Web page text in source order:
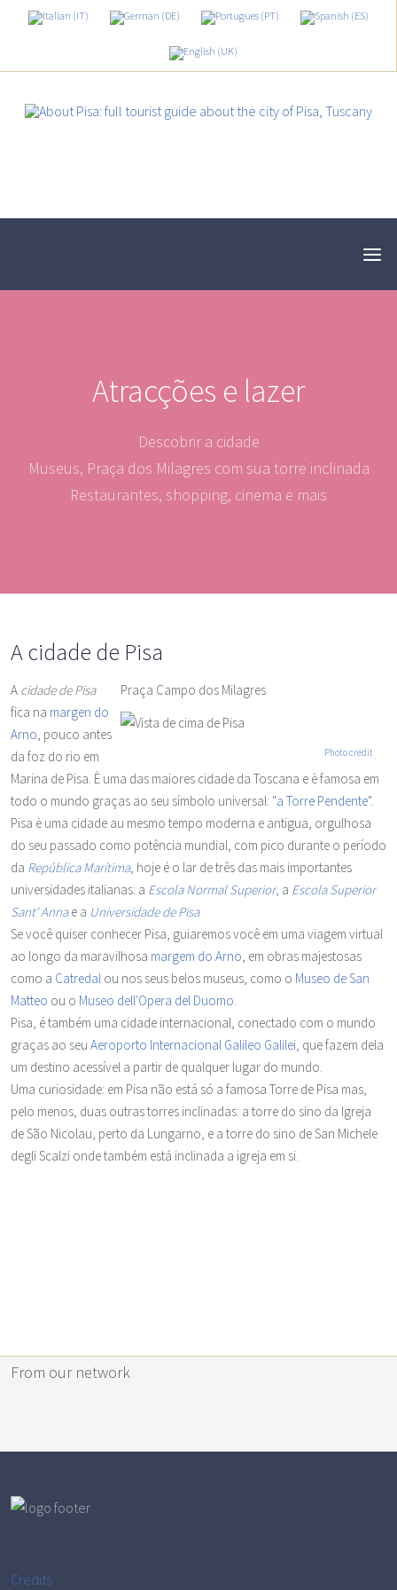
Atracções e lazer
Descobrir a cidade
Museus, Praça dos Milagres com sua torre inclinada
Restaurantes, shopping, cinema e mais
A cidade de Pisa
Praça Campo dos Milagres
Photo credit
A cidade de Pisa
fica na margen do
Arno, pouco antes
da foz do rio em
Marina de Pisa. È uma das maiores cidade da Toscana e è famosa em
todo o mundo graças ao seu símbolo universal: "a Torre Pendente".
Pisa è uma cidade au mesmo tempo moderna e antigua, orgulhosa
do seu passado como potência mundial, com pico durante o período
da República Marítima, hoje é o lar de três das mais importantes
universidades italianas: a Escola Normal Superior, a Escola Superior
Sant' Annae a Universidade de Pisa
Se você quiser conhecer Pisa, guiaremos você em uma viagem virtual
ao longo da maravilhosa margem do Arno, em obras majestosas
como a Catredal ou nos seus belos museus, como o Museo de San
Matteo ou o Museo dell'Opera del Duomo.
Pisa, é também uma cidade internacional, conectado com o mundo
graças ao seu Aeroporto Internacional Galileo Galilei, que fazem dela
um destino acessível a partir de qualquer lugar do mundo.
Uma curiosidade: em Pisa não está só a famosa Torre de Pisa mas,
pelo menos, duas outras torres inclinadas: a torre do sino da Igreja
de São Nicolau, perto da Lungarno, e a torre do sino de San Michele
degli Scalzi onde também está inclinada a igreja em si.
From our network
Credits